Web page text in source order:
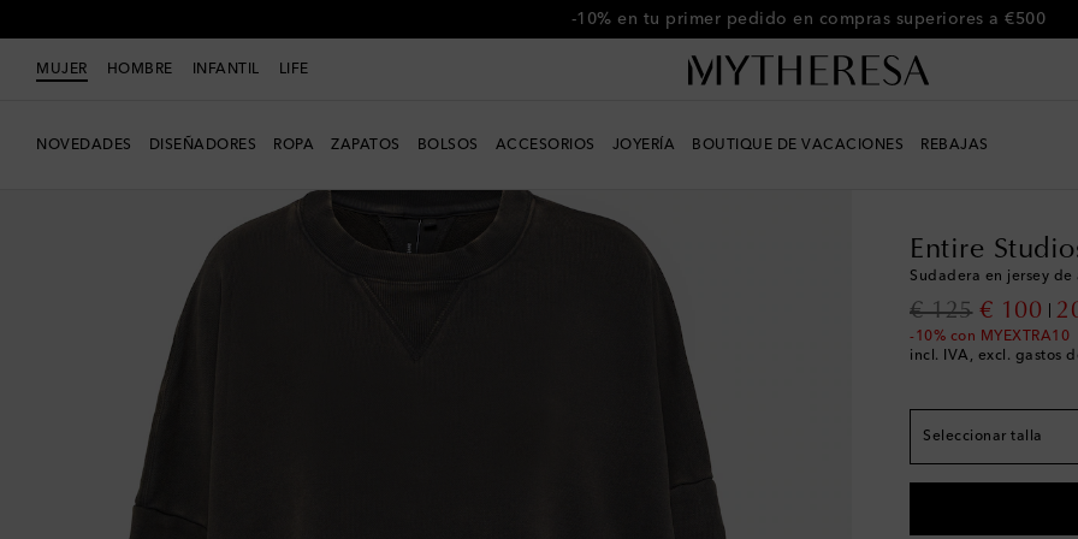
-10% en tu primer pedido en compras superiores a €500
MUJER HOMBRE INFANTIL LIFE
NOVEDADES DISEÑADORES ROPA ZAPATOS BOLSOS ACCESORIOS JOYERÍA BOUTIQUE DE VACACIONES REBAJAS
Entire
Sudadera en jersey de
€ 125
original price
€ 100
-10% con MYEXTRA10
incl. IVA, excl. gastos
Seleccionar talla
XXS Pocas unidades
S
M
XL Añadir a la